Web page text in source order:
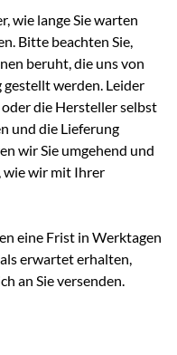
wie lange Sie warten
Bitte beachten Sie,
beruht, die uns von
werden. Leider
die Hersteller selbst
und die Lieferung
wir Sie umgehend und
wie wir mit Ihrer
eine Frist in Werktagen
erwartet erhalten,
an Sie versenden.